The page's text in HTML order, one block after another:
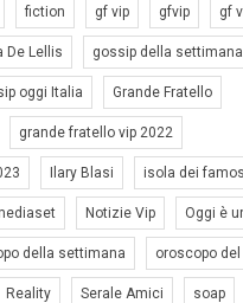
fiction gf vip gfvip gf
De Lellis gossip della settimana
oggi Italia Grande Fratello
grande fratello vip 2022
Ilary Blasi isola dei
Notizie Vip Oggi è
della settimana oroscopo
Reality Serale Amici soap